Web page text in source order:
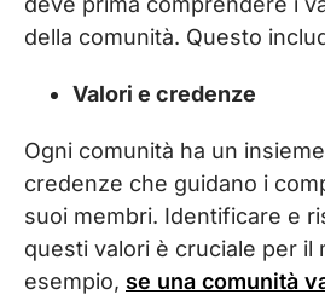
della comunità. Questo
Valori e credenze
Ogni comunità ha un
credenze che guidano i
suoi membri. Identificare e
questi valori è cruciale per il
esempio, se una comunità